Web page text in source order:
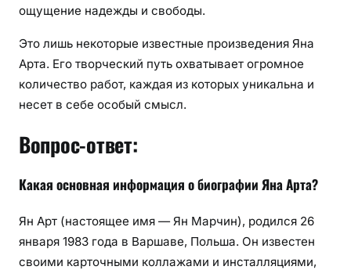
ощущение надежды и свободы.
Это лишь некоторые известные произведения Яна
Арта. Его творческий путь охватывает огромное
количество работ, каждая из которых уникальна и
несет в себе особый смысл.
Вопрос-ответ:
Какая основная информация о биографии Яна Арта?
Ян Арт (настоящее имя — Ян Марчин), родился 26
января 1983 года в Варшаве, Польша. Он известен
своими карточными коллажами и инсталляциями,